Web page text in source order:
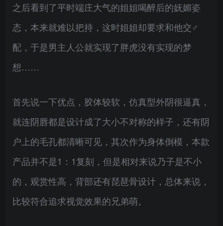
之后看到了平时端庄大气的姐姐喝醉后的妩媚姿
态，本来就难以把持，这时姐姐却要求和他交♂
配，于是男主人公就实现了胖虎没有实现的梦
想……
首先说一下优点，胶体较软，仿真型外阴很逼真，
就连阴唇都是设计成了大小不对称的样子，还有阴
户上的毛孔都清晰可见，其次作为身体倒模，本款
产品并不是1：1复刻，但是相对来说乃子是不小
的，观赏性高，背部还有琵琶骨设计，总体来说，
比较符合追求视觉效果的兄弟萌。